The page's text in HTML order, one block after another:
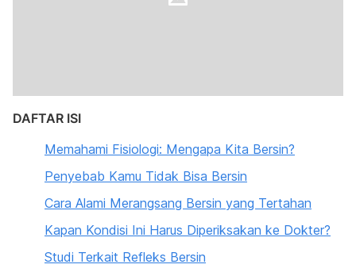
DAFTAR ISI
Memahami Fisiologi: Mengapa Kita Bersin?
Penyebab Kamu Tidak Bisa Bersin
Cara Alami Merangsang Bersin yang Tertahan
Kapan Kondisi Ini Harus Diperiksakan ke Dokter?
Studi Terkait Refleks Bersin